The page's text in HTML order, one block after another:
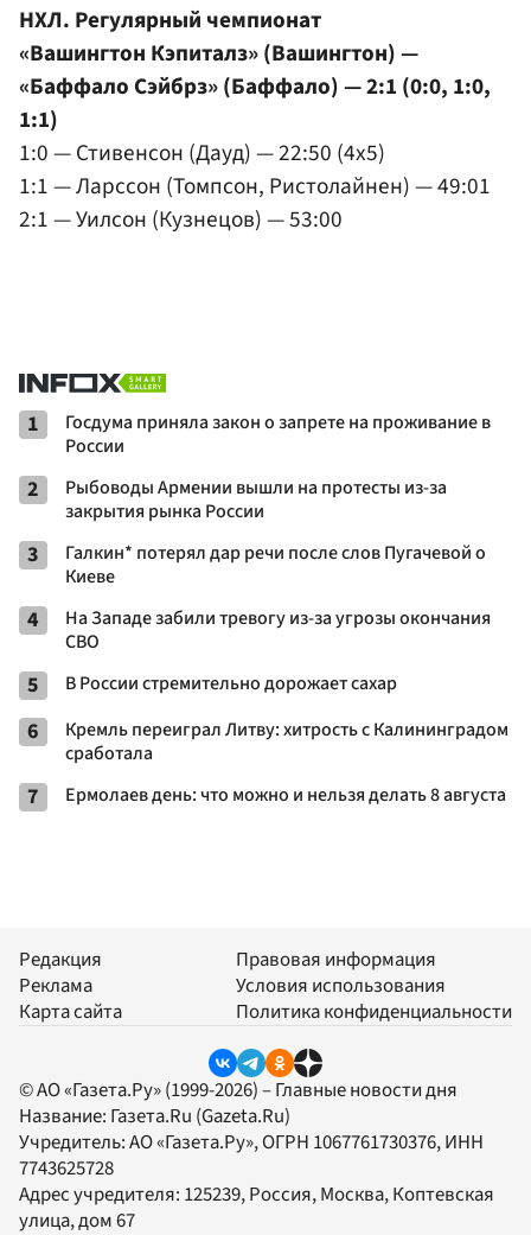
НХЛ. Регулярный чемпионат
«Вашингтон Кэпиталз» (Вашингтон) —
«Баффало Сэйбрз» (Баффало) — 2:1 (0:0, 1:0,
1:1)
1:0 — Стивенсон (Дауд) — 22:50 (4x5)
1:1 — Ларссон (Томпсон, Ристолайнен) — 49:01
2:1 — Уилсон (Кузнецов) — 53:00
1
Госдума приняла закон о запрете на проживание в
России
2
Рыбоводы Армении вышли на протесты из-за
закрытия рынка России
3
Галкин* потерял дар речи после слов Пугачевой о
Киеве
4
На Западе забили тревогу из-за угрозы окончания
СВО
5 В России стремительно дорожает сахар
6
Кремль переиграл Литву: хитрость с Калининградом
сработала
7 Ермолаев день: что можно и нельзя делать 8 августа
Редакция
Реклама
Карта сайта
Правовая информация
Условия использования
Политика конфиденциальности
© АО «Газета.Ру» (1999-2026) – Главные новости дня
Название: Газета.Ru (Gazeta.Ru)
Учредитель:АО «Газета.Ру», ОГРН 1067761730376, ИНН
7743625728
Адрес учредителя: 125239, Россия, Москва, Коптевская
улица, дом 67